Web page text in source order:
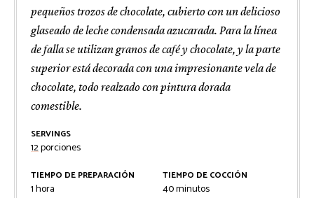
pequeños trozos de chocolate, cubierto con un delicioso
glaseado de leche condensada azucarada. Para la línea
de falla se utilizan granos de café y chocolate, y la parte
superior está decorada con una impresionante vela de
chocolate, todo realzado con pintura dorada
comestible.
SERVINGS
12porciones
TIEMPO DE PREPARACIÓN
1hora
hora
TIEMPO DE COCCIÓN
40minutos
minutos